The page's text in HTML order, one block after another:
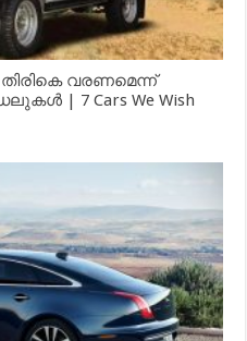
വരണമെന്ന്
| 7 Cars We Wish